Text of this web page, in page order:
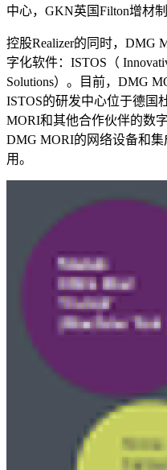
中心，GKN英国Filton增材
控股Realizer的同时，DMG
字化软件：ISTOS（
Solutions）。目前，DMG
ISTOS的研发中心位于德国
MORI和其他合作伙伴的数
DMG MORI的网络设备和
用。